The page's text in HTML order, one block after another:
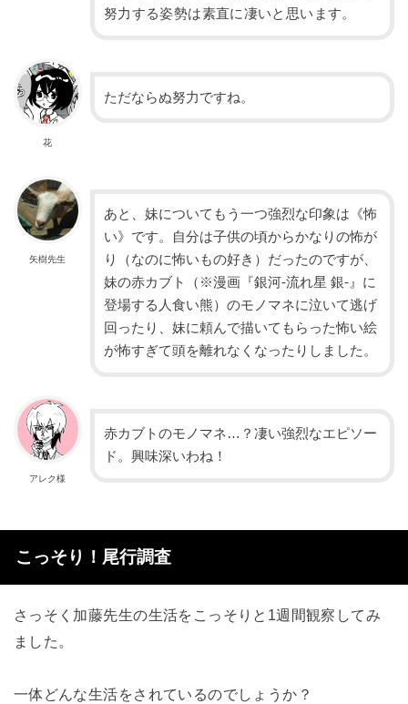
努力する姿勢は素直に凄いと思います。
花
ただならぬ努力ですね。
矢樹先生
あと、妹についてもう一つ強烈な印象は《怖
い》です。自分は子供の頃からかなりの怖が
り（なのに怖いもの好き）だったのですが、
妹の赤カブト（※漫画『銀河-流れ星 銀-』に
登場する人食い熊）のモノマネに泣いて逃げ
回ったり、妹に頼んで描いてもらった怖い絵
が怖すぎて頭を離れなくなったりしました。
アレク様
赤カブトのモノマネ…？凄い強烈なエピソー
ド。興味深いわね！
こっそり！尾行調査
さっそく加藤先生の生活をこっそりと1週間観察してみ
ました。
一体どんな生活をされているのでしょうか？